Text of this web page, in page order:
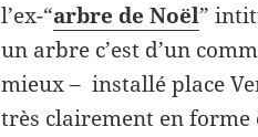
l’ex-“arbre de Noël”
un arbre c’est d’un
mieux – installé place
très clairement en